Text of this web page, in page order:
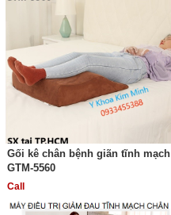
Gối kê chân bệnh giãn tĩnh mạch
GTM-5560
Call